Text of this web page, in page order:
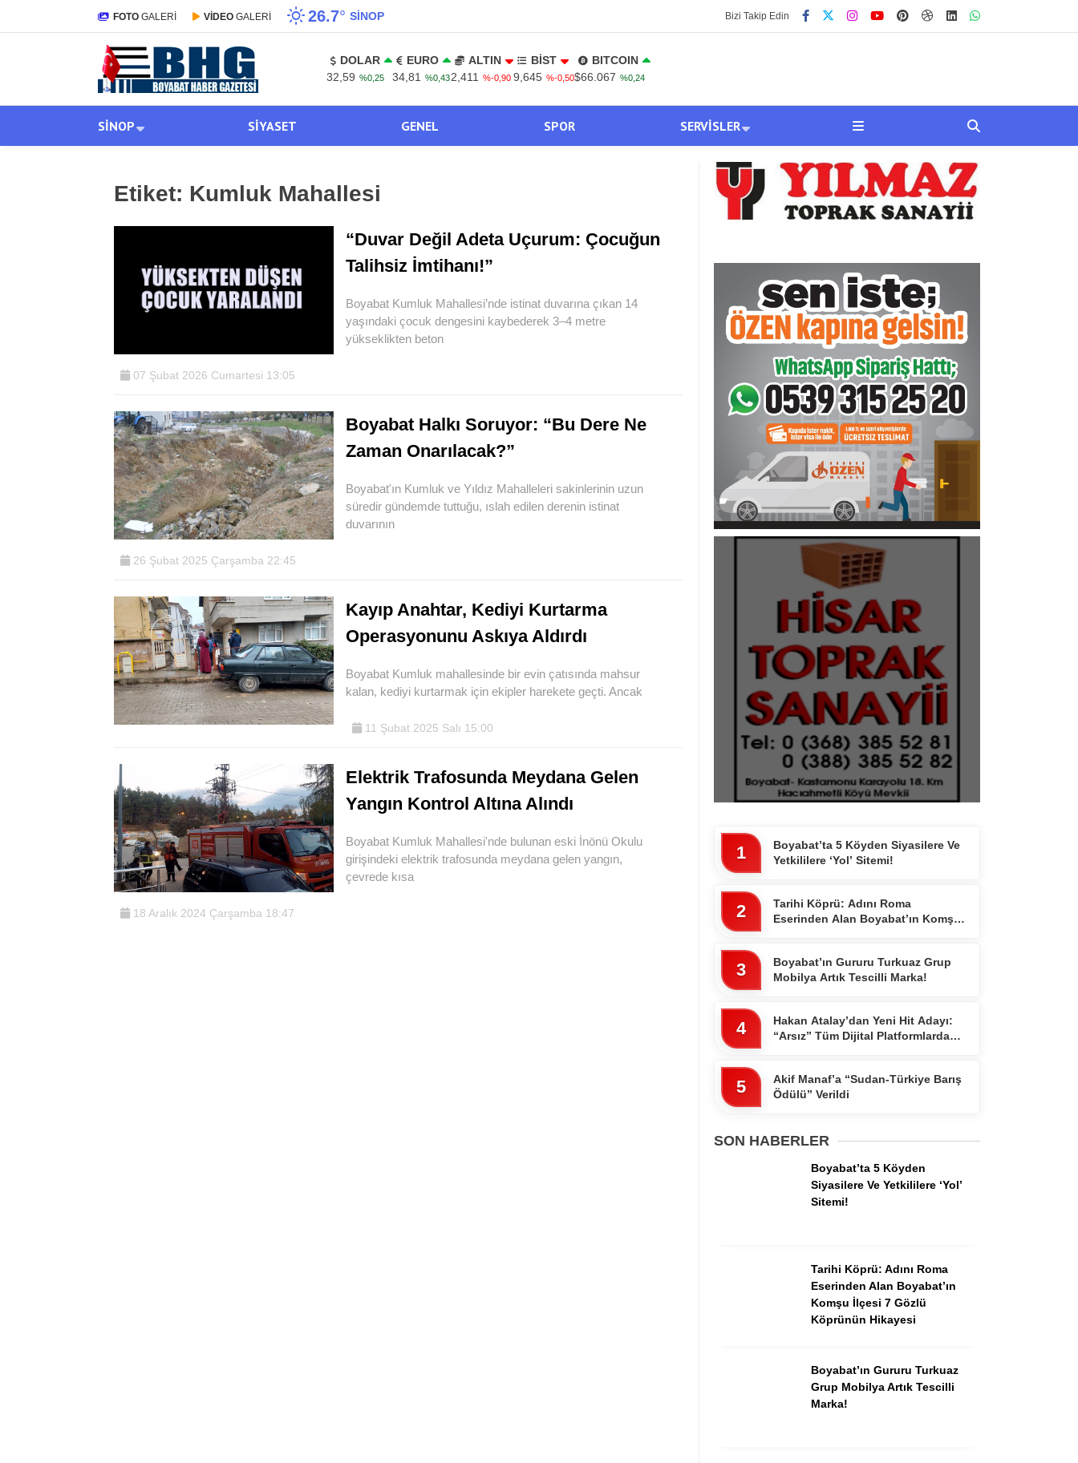
Sinop
Siyaset
Genel
Spor
Servisler
WhatsApp İhbar
Youtube
Pinterest
FOTO GALERİ VİDEO GALERİ 26.7° SINOP Bizi Takip Edin
DOLAR
32,59 %0,25
EURO
34,81
%0,43
ALTIN
2,411
%-0,90
BİST
9,645 %-0,50
BITCOIN
$66.067 %0,24
SINOP SIYASET GENEL SPOR SERVISLER
Etiket: Kumluk Mahallesi
“Duvar Değil Adeta Uçurum: Çocuğun
Talihsiz İmtihanı!”
Boyabat Kumluk Mahallesi’nde istinat duvarına çıkan 14
yaşındaki çocuk dengesini kaybederek 3–4 metre
yükseklikten beton
07 Şubat 2026 Cumartesi 13:05
Boyabat Halkı Soruyor: “Bu Dere Ne
Zaman Onarılacak?”
Boyabat'ın Kumluk ve Yıldız Mahalleleri sakinlerinin uzun
süredir gündemde tuttuğu, ıslah edilen derenin istinat
duvarının
26 Şubat 2025 Çarşamba 22:45
Kayıp Anahtar, Kediyi Kurtarma
Operasyonunu Askıya Aldırdı
Boyabat Kumluk mahallesinde bir evin çatısında mahsur
kalan, kediyi kurtarmak için ekipler harekete geçti. Ancak
11 Şubat 2025 Salı 15:00
Elektrik Trafosunda Meydana Gelen
Yangın Kontrol Altına Alındı
Boyabat Kumluk Mahallesi'nde bulunan eski İnönü Okulu
girişindeki elektrik trafosunda meydana gelen yangın,
çevrede kısa
18 Aralık 2024 Çarşamba 18:47
1
Boyabat’ta 5 Köyden Siyasilere Ve
Yetkililere ‘Yol’ Sitemi!
2
Tarihi Köprü: Adını Roma
Eserinden Alan Boyabat’ın Komşu
3
Boyabat’ın Gururu Turkuaz Grup
Mobilya Artık Tescilli Marka!
4
Hakan Atalay’dan Yeni Hit Adayı:
“Arsız” Tüm Dijital Platformlarda
5
Akif Manaf’a “Sudan-Türkiye Barış
Ödülü” Verildi
SON HABERLER
Boyabat’ta 5 Köyden
Siyasilere Ve Yetkililere ‘Yol’
Sitemi!
Tarihi Köprü: Adını Roma
Eserinden Alan Boyabat’ın
Komşu İlçesi 7 Gözlü
Köprünün Hikayesi
Boyabat’ın Gururu Turkuaz
Grup Mobilya Artık Tescilli
Marka!